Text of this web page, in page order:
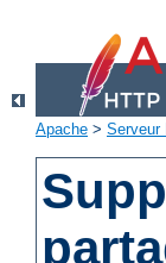
Apache > Serveur